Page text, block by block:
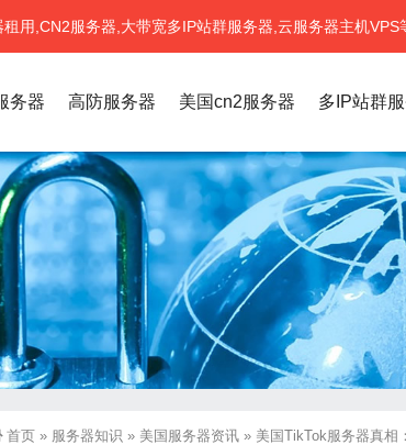
用,CN2服务器,大带宽多IP站群服务器,云服务器主机
务器 高防服务器 美国cn2服务器 多IP站群
首页 » 服务器知识 » 美国服务器资讯 » 美国TikTok服务器真相